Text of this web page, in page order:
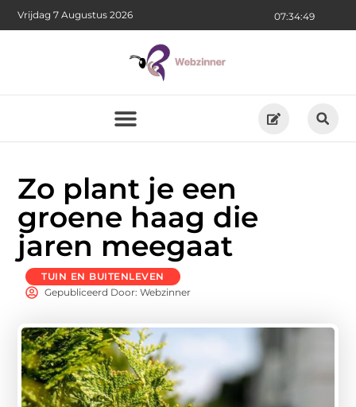
07:34:50
Vrijdag 7 Augustus 2026
Zo plant je een
groene haag die
jaren meegaat
TUIN EN BUITENLEVEN
Gepubliceerd Door: Webzinner